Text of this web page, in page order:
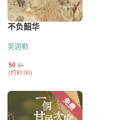
吴迦勒